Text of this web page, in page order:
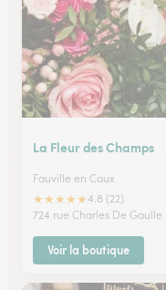
La Fleur des Champs
Fauville en Caux
★★★★★4.8 (22)
724 rue Charles De Gaulle
Voir la boutique